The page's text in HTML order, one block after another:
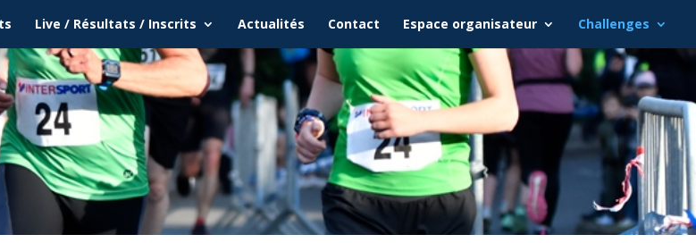
Live / Résultats / Inscrits Actualités Contact Espace organisateur Challenges